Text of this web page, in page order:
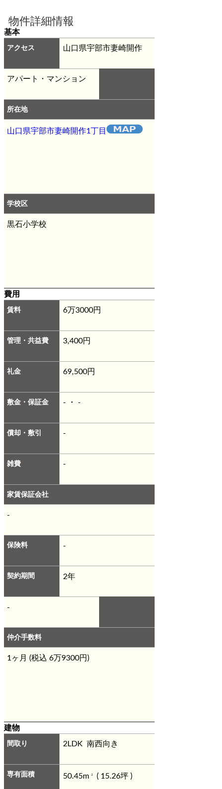
物件詳細情報
基本
アクセス 山口県宇部市妻崎開作
アパート・マンション
所在地
山口県宇部市妻崎開作1丁目
学校区
黒石小学校
費用
賃料 6万3000円
管理・共益費 3,400円
礼金 69,500円
敷金・保証金 - ・ -
償却・敷引 -
雑費 -
家賃保証会社
-
保険料 -
契約期間 2年
-
仲介手数料
1ヶ月 (税込 6万9300円)
建物
間取り 2LDK 南西向き
専有面積 50.45m 2 ( 15.26坪 )